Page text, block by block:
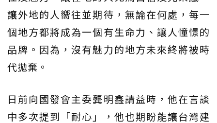
讓外地的人嚮往並期待，無論在何處，每一
個地方都將成為一個有生命力、讓人憧憬的
品牌。因為，沒有魅力的地方未來終將被時
代拋棄。
日前向國發會主委龔明鑫請益時，他在言談
中多次提到「耐心」，他也期盼能讓台灣建